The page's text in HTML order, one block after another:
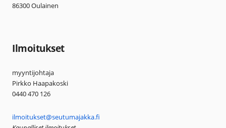
86300 Oulainen
Ilmoitukset
myyntijohtaja
Pirkko Haapakoski
0440 470 126
ilmoitukset@seutumajakka.fi